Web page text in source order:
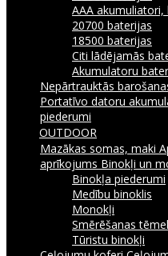
AAA
20700 baterijas
18500 baterijas
Citi lādējamās
Akumulatoru
Nepārtrauktās
Portatīvo datoru
piederumi
OUTDOOR
Mazākas somas, maki
aprīkojums Binokļi un
Binokļa piederumi
Medību binoklis
Monokļi
Smērēšanas
Tūristu binokļi